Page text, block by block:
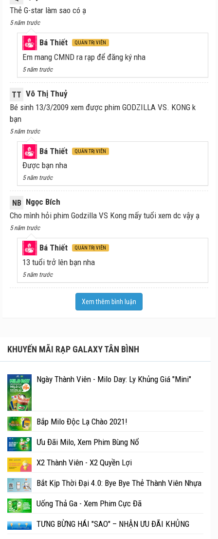
Thẻ G-star làm sao có ạ
5 năm trước
Bá Thiết QUẢN TRỊ VIÊN
Em mang CMND ra rạp để đăng ký nha
5 năm trước
TT Võ Thị Thuỷ
Bé sinh 13/3/2009 xem được phim GODZILLA VS. KONG k
bạn
5 năm trước
Bá Thiết QUẢN TRỊ VIÊN
Được bạn nha
5 năm trước
NB Ngọc Bích
Cho mình hỏi phim Godzilla VS Kong mấy tuổi xem dc vậy ạ
5 năm trước
Bá Thiết QUẢN TRỊ VIÊN
13 tuổi trở lên bạn nha
5 năm trước
Xem thêm bình luận
KHUYẾN MÃI RẠP GALAXY TÂN BÌNH
Ngày Thành Viên - Milo Day: Ly Khủng Giá "Mini"
Bắp Milo Độc Lạ Chào 2021!
Ưu Đãi Milo, Xem Phim Bùng Nổ
X2 Thành Viên - X2 Quyền Lợi
Bắt Kịp Thời Đại 4.0: Bye Bye Thẻ Thành Viên Nhựa
Uống Thả Ga - Xem Phim Cực Đã
TƯNG BỪNG HÁI "SAO" – NHẬN ƯU ĐÃI KHỦNG